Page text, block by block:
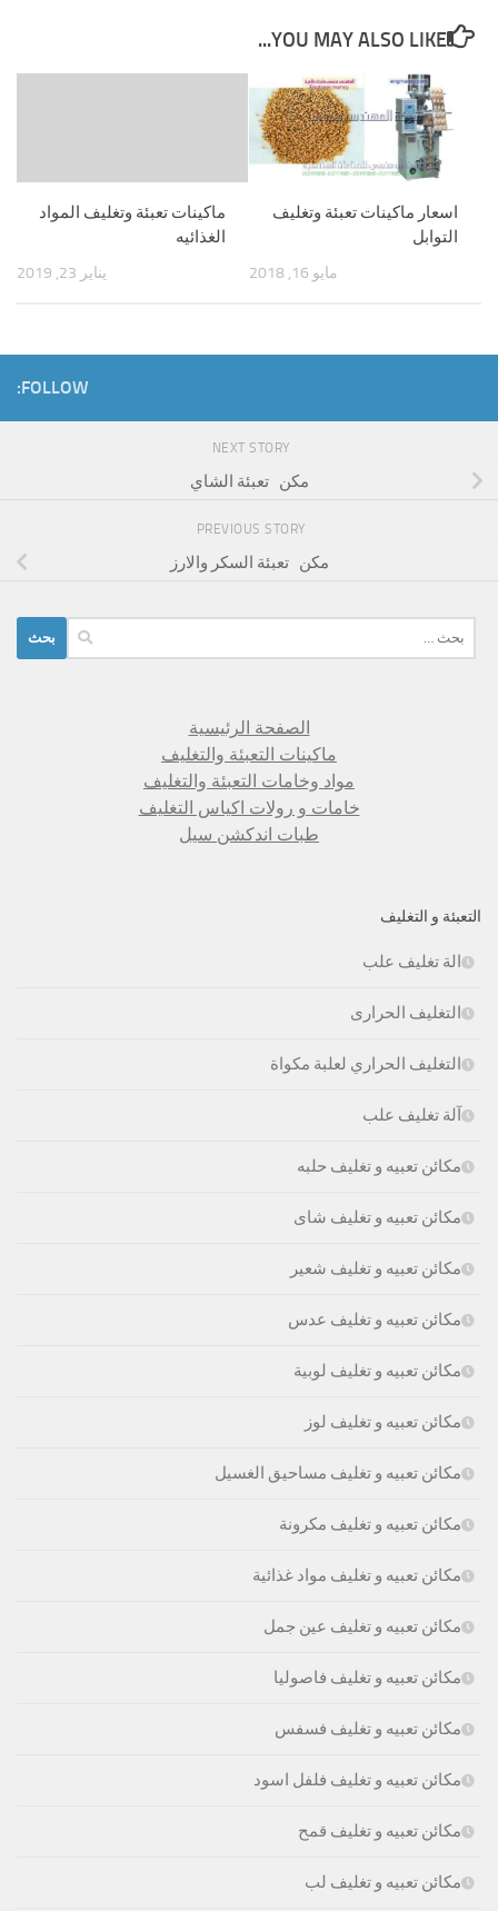
YOU MAY ALSO LIKE...
ماكينات تعبئة وتغليف المواد
الغذائيه
يناير 23, 2019
اسعار ماكينات تعبئة وتغليف
التوابل
مايو 16, 2018
FOLLOW:
NEXT STORY
مكن تعبئة الشاي
PREVIOUS STORY
مكن تعبئة السكر والارز
عن:
الصفحة الرئيسية
ماكينات التعبئة والتغليف
مواد وخامات التعبئة والتغليف
خامات و رولات اكياس التغليف
طبات اندكشن سيل
التعبئة و التغليف
الة تغليف علب
التغليف الحرارى
التغليف الحراري لعلبة مكواة
آلة تغليف علب
مكائن تعبيه و تغليف حلبه
مكائن تعبيه و تغليف شاى
مكائن تعبيه و تغليف شعير
مكائن تعبيه و تغليف عدس
مكائن تعبيه و تغليف لوبية
مكائن تعبيه و تغليف لوز
مكائن تعبيه و تغليف مساحيق الغسيل
مكائن تعبيه و تغليف مكرونة
مكائن تعبيه و تغليف مواد غذائية
مكائن تعبيه و تغليف عين جمل
مكائن تعبيه و تغليف فاصوليا
مكائن تعبيه و تغليف فسفس
مكائن تعبيه و تغليف فلفل اسود
مكائن تعبيه و تغليف قمح
مكائن تعبيه و تغليف لب